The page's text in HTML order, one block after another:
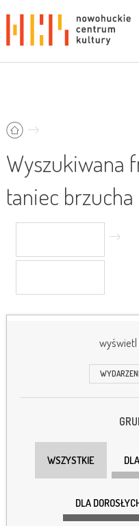
Wyszukiwana
taniec brzucha
wyświetl
WSZYSTKIE
DLA